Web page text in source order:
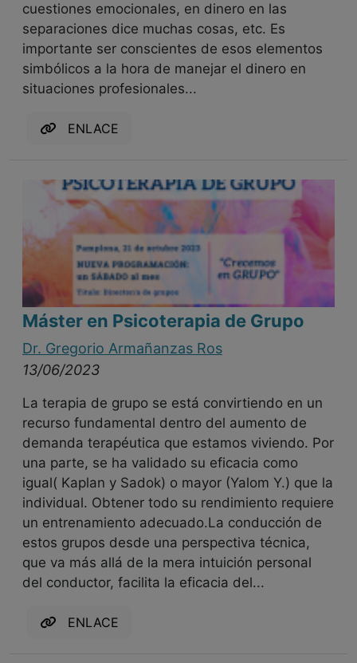
cuestiones emocionales, en dinero en las
separaciones dice muchas cosas, etc. Es
importante ser conscientes de esos elementos
simbólicos a la hora de manejar el dinero en
situaciones profesionales...
ENLACE
Máster en Psicoterapia de Grupo
Dr. Gregorio Armañanzas Ros
13/06/2023
La terapia de grupo se está convirtiendo en un
recurso fundamental dentro del aumento de
demanda terapéutica que estamos viviendo. Por
una parte, se ha validado su eficacia como
igual( Kaplan y Sadok) o mayor (Yalom Y.) que la
individual. Obtener todo su rendimiento requiere
un entrenamiento adecuado.La conducción de
estos grupos desde una perspectiva técnica,
que va más allá de la mera intuición personal
del conductor, facilita la eficacia del...
ENLACE